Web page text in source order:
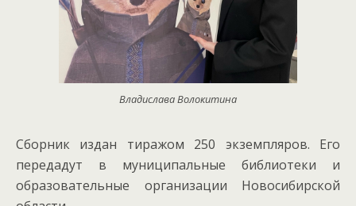
Владислава Волокитина
Сборник издан тиражом 250 экземпляров. Его
передадут в муниципальные библиотеки и
образовательные организации Новосибирской